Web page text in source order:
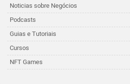
Noticias sobre Negócios
Podcasts
Guias e Tutoriais
Cursos
NFT Games